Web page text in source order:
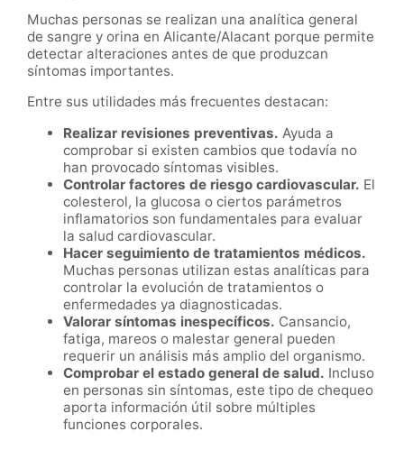
Muchas personas se realizan una analítica general
de sangre y orina en Alicante/Alacant porque permite
detectar alteraciones antes de que produzcan
síntomas importantes.
Entre sus utilidades más frecuentes destacan:
Realizar revisiones preventivas. Ayuda a
comprobar si existen cambios que todavía no
han provocado síntomas visibles.
Controlar factores de riesgo cardiovascular. El
colesterol, la glucosa o ciertos parámetros
inflamatorios son fundamentales para evaluar
la salud cardiovascular.
Hacer seguimiento de tratamientos médicos.
Muchas personas utilizan estas analíticas para
controlar la evolución de tratamientos o
enfermedades ya diagnosticadas.
Valorar síntomas inespecíficos. Cansancio,
fatiga, mareos o malestar general pueden
requerir un análisis más amplio del organismo.
Comprobar el estado general de salud. Incluso
en personas sin síntomas, este tipo de chequeo
aporta información útil sobre múltiples
funciones corporales.